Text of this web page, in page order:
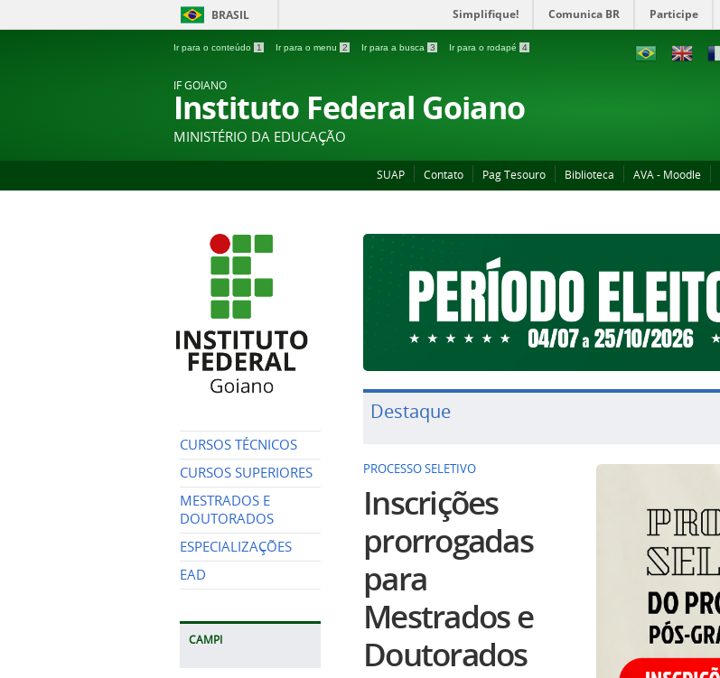
BRASIL Simplifique! Comunica BR Participe
Ir para o conteúdo 1 Ir para o menu 2 Ir para a busca 3 Ir para o rodapé 4
IF GOIANO
Instituto Federal Goiano
MINISTÉRIO DA EDUCAÇÃO
SUAP Contato Pag Tesouro Biblioteca AVA - Moodle
CURSOS TÉCNICOS
CURSOS SUPERIORES
MESTRADOS E
DOUTORADOS
ESPECIALIZAÇÕES
EAD
CAMPI
Destaque
PROCESSO SELETIVO
Inscrições
prorrogadas
para
Mestrados e
Doutorados